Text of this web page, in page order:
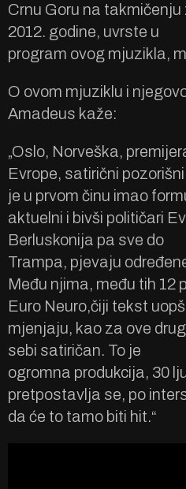
Crnu Goru na
2012. godine, uvrste u
program ovog mjuzikla,
O ovom mjuziklu i
Amadeus kaže:
„Oslo, Norveška,
Evrope, satirični
je u prvom činu imao
aktuelni i bivši političari
Berluskonija pa sve do
Trampa, pjevaju
Među njima, među tih 12
Euro Neuro,čiji tekst
mjenjaju, kao za ove
sebi satiričan. To je
ogromna produkcija, 30
pretpostavlja se, po
da će to tamo biti hit.“